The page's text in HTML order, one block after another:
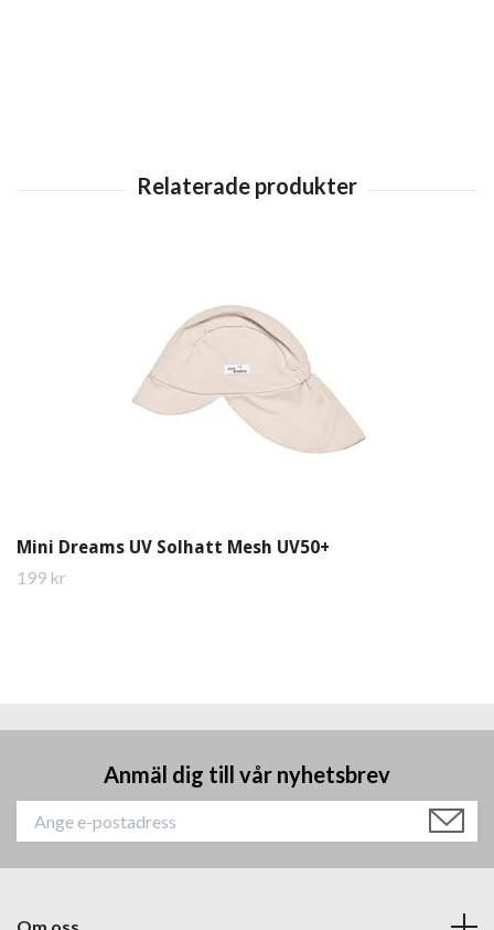
Mini Dreams UV Solhatt Mesh UV50+
199 kr
Anmäl dig till vår nyhetsbrev